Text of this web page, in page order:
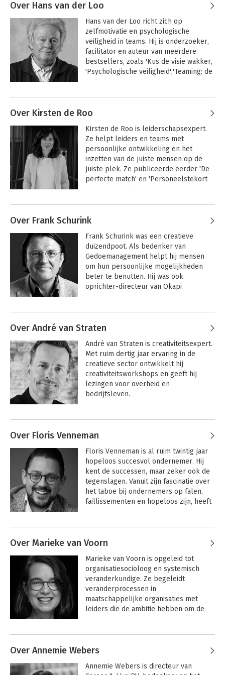
Bekijk alle boeken
turnaround vak.
Tot 2015 is Erik werkzaam geweest voor
de Rabobank, waar hij vanaf 2010 vanuit
de afdeling Bijzonder Beheer
betrokken is geweest bij
ondernemingen die ernstige liquiditeits-
en rentabiliteitsproblemen
herstructureringsspecialist actief
op het begeleiden van ondernemingen
in complexe financiële situaties.
Naar aanleiding van zijn ervaringen met
ondernemers in zwaar weer heeft hij in
2015 het boek: ‘Zwaar weer
ondernemen - de overlevingsgids voor
ondernemers in Bijzonder Beheer’
management Jan Adriaanse.
Zwaar weer
ondernemen
Zwaar weer
ondernemen
Bekijk alle boeken
der Horst
Het grote 9-tot-5-
taboe
Het grote 9-tot-5-
taboe
Bekijk alle boeken
Over Hans van der Loo
Hans van der Loo richt zich op
zelfmotivatie en psychologische
veiligheid in teams. Hij is onderzoeker,
facilitator en auteur van meerdere
bestsellers, zoals 'Kus de visie wakker,
'Psychologische veiligheid','Teaming: de
Managementboek van het Jaar 2024.
Loo
Musk Modus
Giftig gedoe op de
werkplek
Teaming: de nieuwe
realiteit van
Bekijk alle boeken
Over Kirsten de Roo
Kirsten de Roo is leiderschapsexpert.
Ze helpt leiders en teams met
persoonlijke ontwikkeling en het
inzetten van de juiste mensen op de
juiste plek. Ze publiceerde eerder 'De
perfecte match' en 'Personeelstekort
gemaakt om leiding
te geven
begint bij jezelf
Personeelstekort
begint bij jezelf
De perfecte match
Bekijk alle boeken
Over Frank Schurink
Frank Schurink was een creatieve
duizendpoot. Als bedenker van
Gedoemanagement helpt hij mensen
om hun persoonlijke mogelijkheden
beter te benutten. Hij was ook
oprichter-directeur van Okapi
minimaliseren.
Frank Schurink gaf inzichtelijke,
confronterende en vooral ook
humoristische lezingen, trainingen en
workshops rond het thema
Gedoemanagement. Gedoe is een
prachtige bindende factor tussen
en wat het doet met de dynamiek van
jou en je organisatie? Is er een
effectieve en praktische manier om er
mee om te gaan?
Schurink
Gedoemanagement Gedoemanagement
Bekijk alle boeken
Over André van Straten
André van Straten is creativiteitsexpert.
Met ruim dertig jaar ervaring in de
creatieve sector ontwikkelt hij
creativiteitsworkshops en geeft hij
lezingen voor overheid en
bedrijfsleven.
Andere boeken door André van
Straten
De creatieve
revolutie
De creatieve
revolutie
Bekijk alle boeken
Over Floris Venneman
Floris Venneman is al ruim twintig jaar
hopeloos succesvol ondernemer. Hij
kent de successen, maar zeker ook de
tegenslagen. Vanuit zijn fascinatie over
het taboe bij ondernemers op falen,
faillissementen en hopeloos zijn, heeft
Ondernemerspanel en werd hij door
het FD genoemd als een van de vijftig
Jonge Talenten.
Venneman
Hopeloos succesvol Hopeloos succesvol
Over Marieke van Voorn
Marieke van Voorn is opgeleid tot
organisatiesocioloog en systemisch
veranderkundige. Ze begeleidt
veranderprocessen in
maatschappelijke organisaties met
leiders die de ambitie hebben om de
Voorn
Over Annemie Webers
Annemie Webers is directeur van